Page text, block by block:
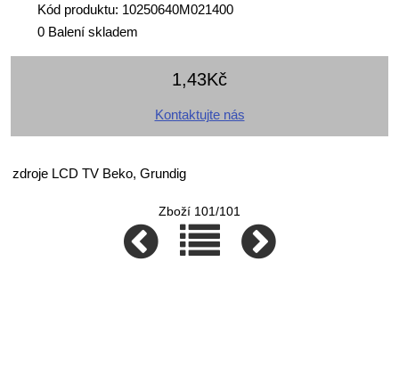
Kód produktu: 10250640M021400
0 Balení skladem
1,43Kč
Kontaktujte nás
zdroje LCD TV Beko, Grundig
Zboží 101/101